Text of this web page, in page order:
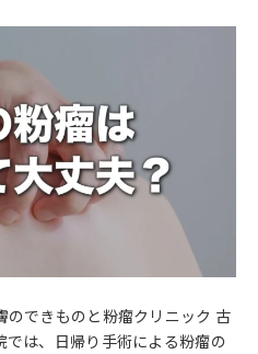
できものと粉瘤クリニック 古
は、日帰り手術による粉瘤の